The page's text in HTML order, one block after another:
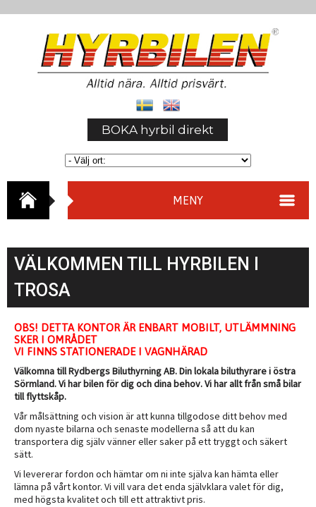
BOKA hyrbil direkt
MENY
VÄLKOMMEN TILL HYRBILEN I
TROSA
OBS! DETTA KONTOR ÄR ENBART MOBILT, UTLÄMMNING
SKER I OMRÅDET
VI FINNS STATIONERADE I VAGNHÄRAD
Välkomna till Rydbergs Biluthyrning AB. Din lokala biluthyrare i östra
Sörmland. Vi har bilen för dig och dina behov. Vi har allt från små bilar
till flyttskåp.
Vår målsättning och vision är att kunna tillgodose ditt behov med
dom nyaste bilarna och senaste modellerna så att du kan
transportera dig själv vänner eller saker på ett tryggt och säkert
sätt.
Vi levererar fordon och hämtar om ni inte själva kan hämta eller
lämna på vårt kontor. Vi vill vara det enda självklara valet för dig,
med högsta kvalitet och till ett attraktivt pris.